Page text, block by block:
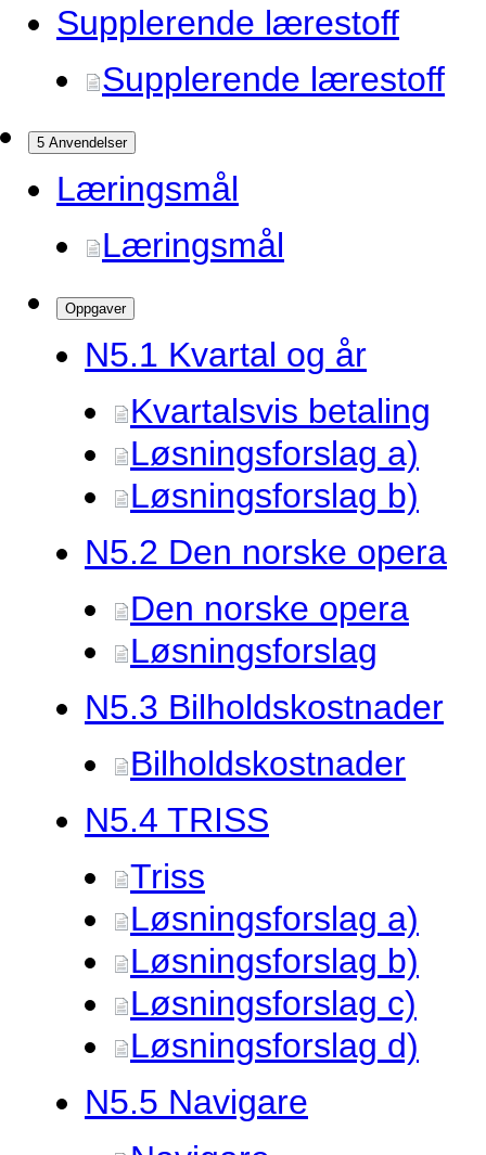
Supplerende lærestoff
Supplerende lærestoff
5 Anvendelser
Læringsmål
Læringsmål
Oppgaver
N5.1 Kvartal og år
Kvartalsvis betaling
Løsningsforslag a)
Løsningsforslag b)
N5.2 Den norske opera
Den norske opera
Løsningsforslag
N5.3 Bilholdskostnader
Bilholdskostnader
N5.4 TRISS
Triss
Løsningsforslag a)
Løsningsforslag b)
Løsningsforslag c)
Løsningsforslag d)
N5.5 Navigare